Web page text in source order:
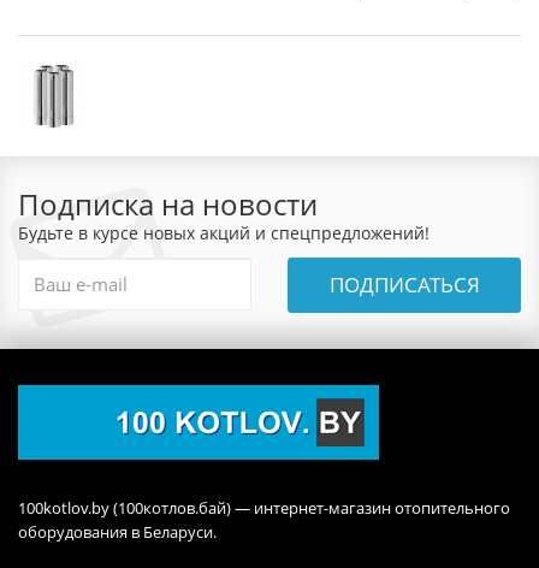
Подписка на новости
Будьте в курсе новых акций и спецпредложений!
ПОДПИСАТЬСЯ
100kotlov.by (100котлов.бай) — интернет-магазин отопительного
оборудования в Беларуси.